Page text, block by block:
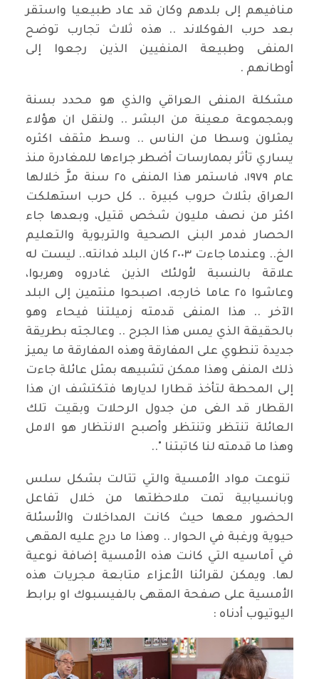
منافيهم إلى بلدهم وكان قد عاد طبيعيا واستقر
بعد حرب الفوكلاند .. هذه ثلاث تجارب توضح
المنفى وطبيعة المنفيين الذين رجعوا إلى
أوطانهم .
مشكلة المنفى العراقي والذي هو محدد بسنة
وبمجموعة معينة من البشر .. ولنقل ان هؤلاء
يمثلون وسطا من الناس .. وسط مثقف اكثره
يساري تأثر بممارسات أضطر جراءها للمغادرة منذ
عام ١٩٧٩، فاستمر هذا المنفى ٢٥ سنة مرَّ خلالها
العراق بثلاث حروب كبيرة .. كل حرب استهلكت
اكثر من نصف مليون شخص قتيل، وبعدها جاء
الحصار فدمر البنى الصحية والتربوية والتعليم
الخ.. وعندما جاءت ٢٠٠٣ كان البلد فدانته.. ليست له
علاقة بالنسبة لأولئك الذين غادروه وهربوا،
وعاشوا ٢٥ عاما خارجه، اصبحوا منتمين إلى البلد
الآخر .. هذا المنفى قدمته زميلتنا فيحاء وهو
بالحقيقة الذي يمس هذا الجرح .. وعالجته بطريقة
جديدة تنطوي على المفارقة وهذه المفارقة ما يميز
ذلك المنفى وهذا ممكن تشبيهه بمثل عائلة جاءت
إلى المحطة لتأخذ قطارا لديارها فتكتشف ان هذا
القطار قد الغى من جدول الرحلات وبقيت تلك
العائلة تنتظر وتنتظر وأصبح الانتظار هو الامل
وهذا ما قدمته لنا كاتبتنا "..
تنوعت مواد الأمسية والتي تتالت بشكل سلس
وبانسيابية تمت ملاحظتها من خلال تفاعل
الحضور معها حيث كانت المداخلات والأسئلة
حيوية ورغبة في الحوار .. وهذا ما درج عليه المقهى
في آماسيه التي كانت هذه الأمسية إضافة نوعية
لها. ويمكن لقرائنا الأعزاء متابعة مجريات هذه
الأمسية على صفحة المقهى بالفيسبوك او برابط
اليوتيوب أدناه :